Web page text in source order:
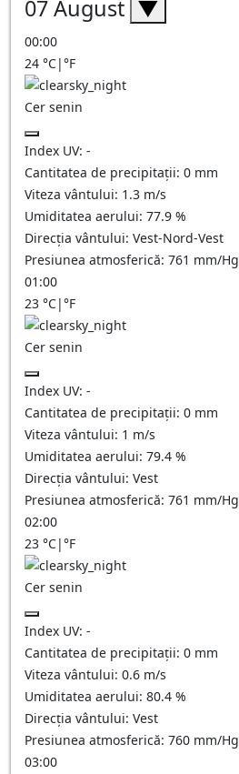
07 August ▼
00:00
24 °C|°F
Cer senin
Index UV: -
Cantitatea de precipitații: 0 mm
Viteza vântului: 1.3 m/s
Umiditatea aerului: 77.9 %
Direcția vântului: Vest-Nord-Vest
Presiunea atmosferică: 761 mm/Hg
01:00
23 °C|°F
Cer senin
Index UV: -
Cantitatea de precipitații: 0 mm
Viteza vântului: 1 m/s
Umiditatea aerului: 79.4 %
Direcția vântului: Vest
Presiunea atmosferică: 761 mm/Hg
02:00
23 °C|°F
Cer senin
Index UV: -
Cantitatea de precipitații: 0 mm
Viteza vântului: 0.6 m/s
Umiditatea aerului: 80.4 %
Direcția vântului: Vest
Presiunea atmosferică: 760 mm/Hg
03:00